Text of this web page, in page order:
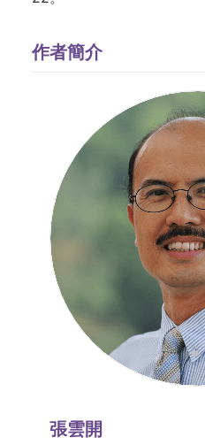
作者簡介
張雲開